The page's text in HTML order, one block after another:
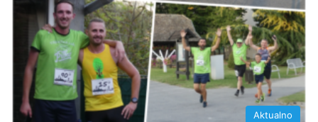
Aktualno